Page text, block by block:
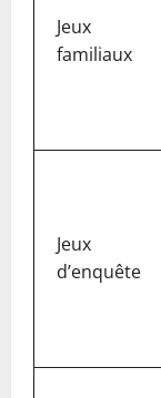
Jeux
familiaux
Jeux
d’enquête